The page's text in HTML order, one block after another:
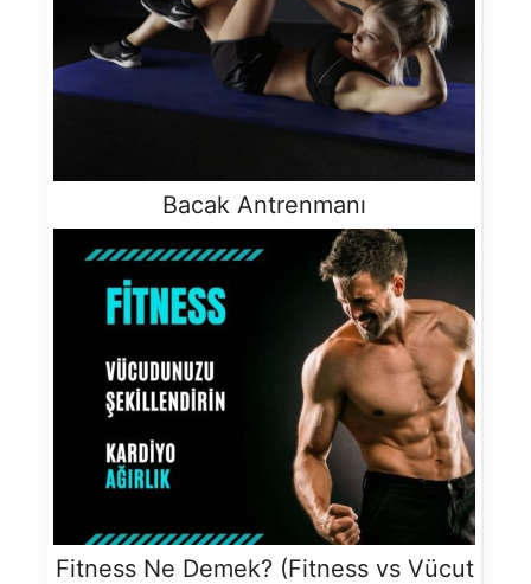
Bacak Antrenmanı
Fitness Ne Demek? (Fitness vs Vücut